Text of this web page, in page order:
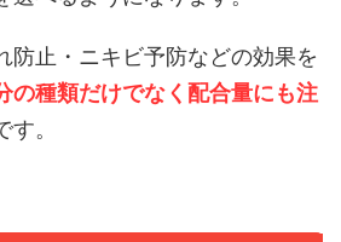
防止・ニキビ予防などの効果を
の種類だけでなく配合量にも注
。